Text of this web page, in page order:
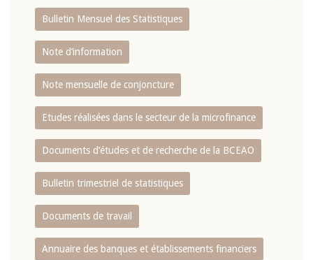
Bulletin Mensuel des Statistiques
Note d’information
Note mensuelle de conjoncture
Etudes réalisées dans le secteur de la microfinance
Documents d’études et de recherche de la BCEAO
Bulletin trimestriel de statistiques
Documents de travail
Annuaire des banques et établissements financiers